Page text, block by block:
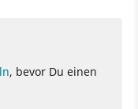
, bevor Du einen